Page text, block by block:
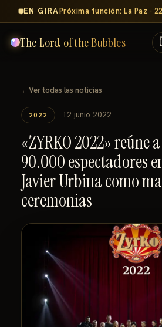
EN GIRAPróxima función: La Paz ·
The Lord of the Bubbles
←Ver todas las noticias
2022 12 junio 2022
«ZYRKO 2022» reúne
90.000 espectadores
Javier Urbina como
ceremonias